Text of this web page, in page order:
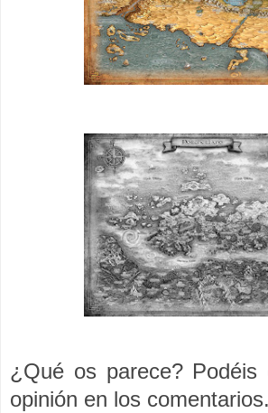
¿Qué os parece? Podéis
opinión en los